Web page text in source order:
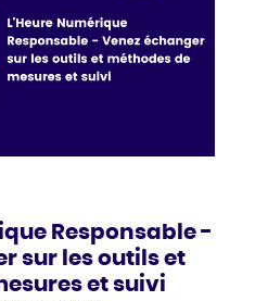
Responsable -
sur les outils et
et suivi